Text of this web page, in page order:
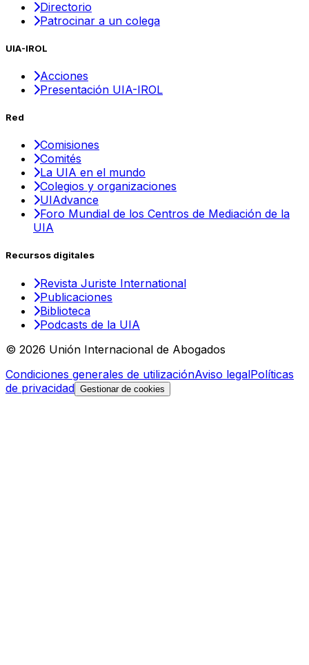
Directorio
Patrocinar a un colega
UIA-IROL
Acciones
Presentación UIA-IROL
Red
Comisiones
Comités
La UIA en el mundo
Colegios y organizaciones
UIAdvance
Foro Mundial de los Centros de Mediación de la
UIA
Recursos digitales
Revista Juriste International
Publicaciones
Biblioteca
Podcasts de la UIA
© 2026 Unión Internacional de Abogados
Condiciones generales de utilizaciónAviso legalPolíticas
de privacidad Gestionar de cookies